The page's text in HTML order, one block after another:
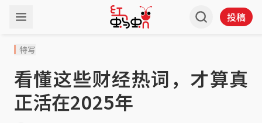
投稿
特写
看懂这些财经热词，才算真
正活在2025年